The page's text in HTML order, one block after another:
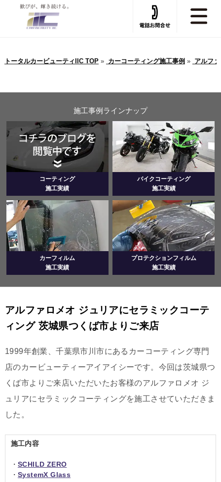
トータルカービューティIIC TOP» カーコーティング施工事例 » アルフ
施工事例ラインナップ
コーティング
施工実績
バイクコーティング
施工実績
カーフィルム
施工実績
プロテクションフィルム
施工実績
アルファロメオ ジュリアにセラミックコーテ
ィング 茨城県つくば市よりご来店
1999年創業、千葉県市川市にあるカーコーティング専門
店のカービューティーアイアイシーです。今回は茨城県つ
くば市よりご来店いただいたお客様のアルファロメオ ジ
ュリアにセラミックコーティングを施工させていただきま
した。
施工内容
・ SCHILD ZERO
・ SystemX Glass